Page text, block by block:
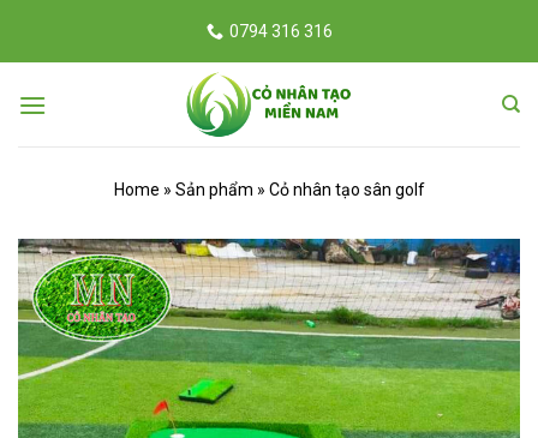
0794 316 316
Home Sản phẩm Cỏ nhân tạo sân golf